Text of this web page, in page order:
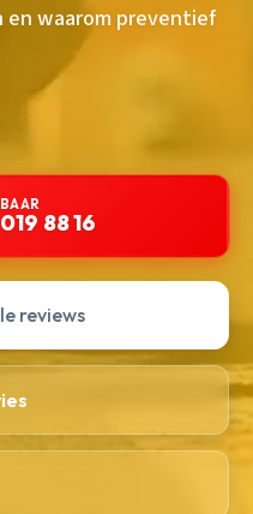
waarom preventief
88 16
reviews